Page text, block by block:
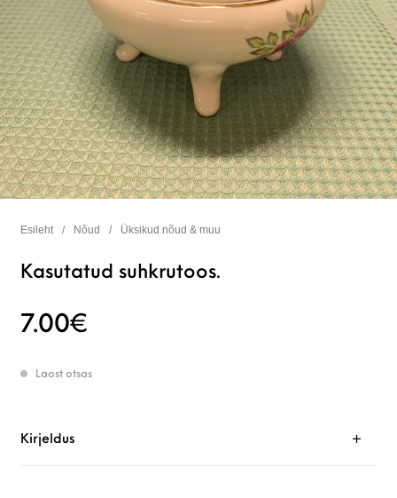
Esileht / Nõud / Üksikud nõud & muu
Kasutatud suhkrutoos.
7.00€
Laost otsas
Kirjeldus